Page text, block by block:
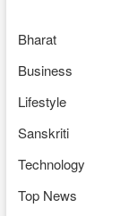
Bharat
Business
Lifestyle
Sanskriti
Technology
Top News